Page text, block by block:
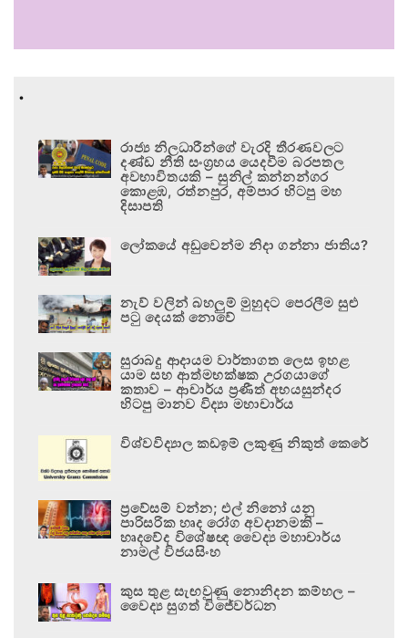
.
රාජ්‍ය නිලධාරීන්ගේ වැරදි තීරණවලට
දණ්ඩ නීති සංග්‍රහය යෙදවීම බරපතල
අවභාවිතයකි – සුනිල් කන්නන්ගර
කොළඹ, රත්නපුර, අම්පාර හිටපු මහ
දිසාපති
ලෝකයේ අඩුවෙන්ම නිදා ගන්නා ජාතිය?
නැව් වලින් බහලුම් මුහුදට පෙරලීම සුළු
පටු දෙයක් නොවේ
සුරාබදු ආදායම වාර්තාගත ලෙස ඉහළ
යාම සහ ආත්මභක්ෂක උරගයාගේ
කතාව – ආචාර්ය ප්‍රණීත් අභයසුන්දර
හිටපු මානව විද්‍යා මහාචාර්ය
විශ්වවිද්‍යාල කඩඉම් ලකුණු නිකුත් කෙරේ
ප්‍රවේසම් වන්න; එල් නිනෝ යනු
පාරිසරික හෘද රෝග අවදානමකි –
හෘදවේද විශේෂඥ වෛද්‍ය මහාචාර්ය
නාමල් විජයසිංහ
කුස තුළ සැඟවුණු නොනිදන කම්හල –
වෛද්‍ය සුගත් විජේවර්ධන